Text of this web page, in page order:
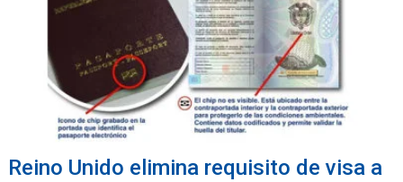
Reino Unido elimina requisito de visa a